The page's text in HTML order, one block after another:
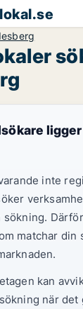
inte
sökning.
matchar din
kan
när det